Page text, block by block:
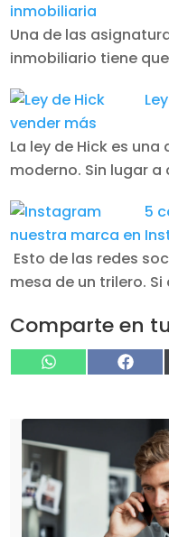
inmobiliaria
Una de las
inmobiliario tiene
vender más
La ley de Hick es
moderno. Sin lugar a
5
nuestra marca en
Esto de las redes
mesa de un trilero.
Comparte en
Compartir
en
WhatsApp
en